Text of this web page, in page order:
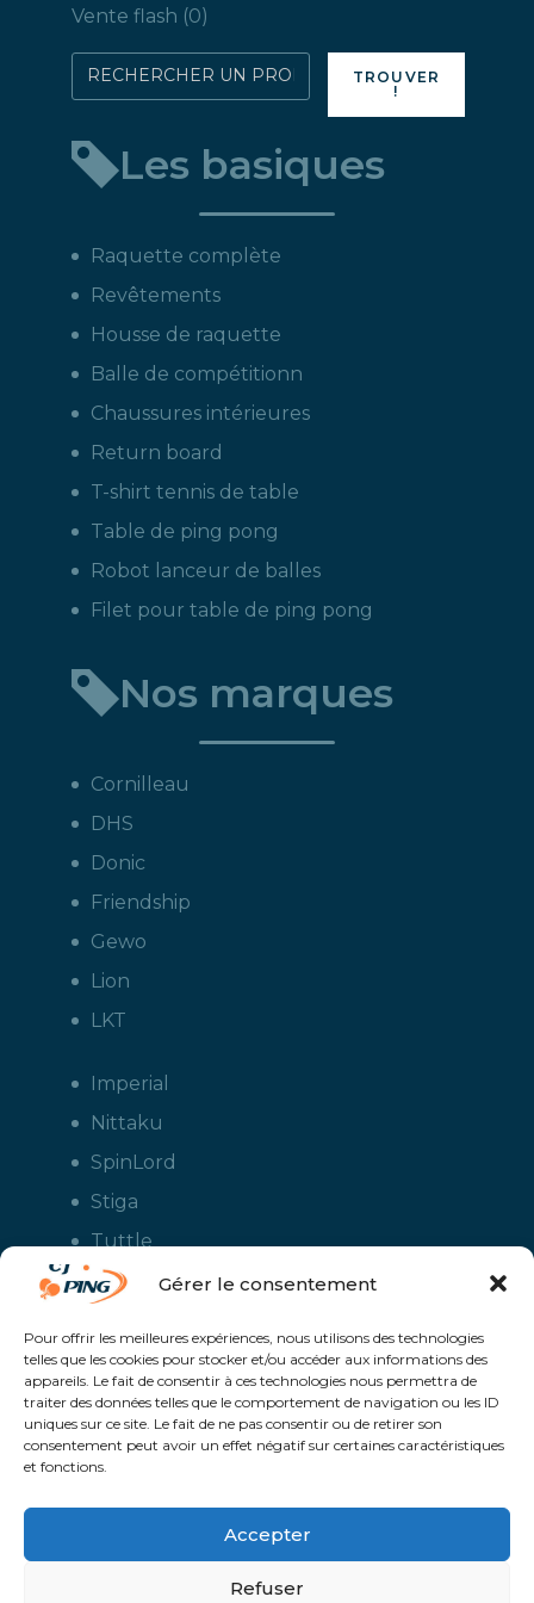
Gérer le consentement
Pour offrir les meilleures expériences, nous utilisons des technologies
telles que les cookies pour stocker et/ou accéder aux informations des
appareils. Le fait de consentir à ces technologies nous permettra de
traiter des données telles que le comportement de navigation ou les ID
uniques sur ce site. Le fait de ne pas consentir ou de retirer son
consentement peut avoir un effet négatif sur certaines caractéristiques
et fonctions.
Accepter
Refuser
produits
Vente flash 00
Rechercher
directement
produit
:
TROUVER
!
Les basiques
Raquette complète
Revêtements
Housse de raquette
Balle de compétitionn
Chaussures intérieures
Return board
T-shirt tennis de table
Table de ping pong
Robot lanceur de balles
Filet pour table de ping pong
Nos marques
Cornilleau
DHS
Donic
Friendship
Gewo
Lion
LKT
Imperial
Nittaku
SpinLord
Stiga
Tuttle
Xiom
le tennis de table - Boutique en ligne ouverte aux clubs de ping pong,
aux écoles et aux pongistes amateurs - Raquettes de ping pong, sacs,
housses, chaussures, balles, tables de ping pong, colles, nettoyants,